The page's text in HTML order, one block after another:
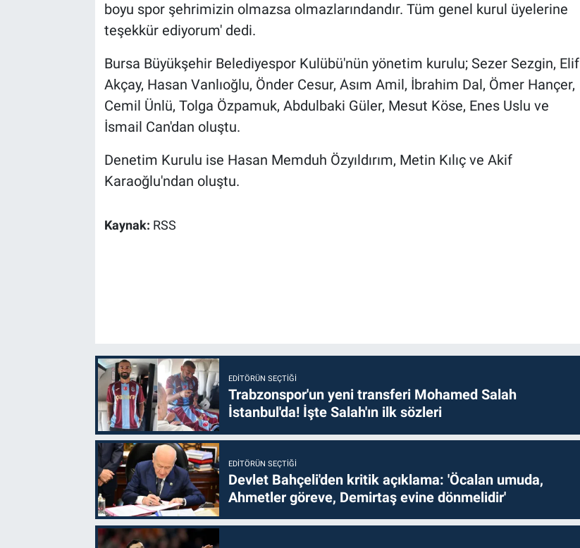
boyu spor şehrimizin olmazsa olmazlarındandır. Tüm genel kurul üyelerine
teşekkür ediyorum' dedi.
Bursa Büyükşehir Belediyespor Kulübü'nün yönetim kurulu; Sezer Sezgin, Elif
Akçay, Hasan Vanlıoğlu, Önder Cesur, Asım Amil, İbrahim Dal, Ömer Hançer,
Cemil Ünlü, Tolga Özpamuk, Abdulbaki Güler, Mesut Köse, Enes Uslu ve
İsmail Can'dan oluştu.
Denetim Kurulu ise Hasan Memduh Özyıldırım, Metin Kılıç ve Akif
Karaoğlu'ndan oluştu.
Kaynak: RSS
EDITÖRÜN SEÇTIĞI
Trabzonspor'un yeni transferi Mohamed Salah
İstanbul'da! İşte Salah'ın ilk sözleri
EDITÖRÜN SEÇTIĞI
Devlet Bahçeli'den kritik açıklama: 'Öcalan umuda,
Ahmetler göreve, Demirtaş evine dönmelidir'